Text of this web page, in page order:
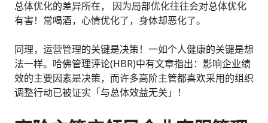
总体优化的差异所在， 因为局部优化往往会对总体优化
有害！常喝酒，心情优化了，身体却恶化了。
同理，运营管理的关键是决策！一如个人健康的关键是想
法一样。哈佛管理评论(HBR)中有文章指出：影响企业绩
效的主要因素是决策，而许多高阶主管都喜欢采用的组织
调整行动已被证实「与总体效益无关」！